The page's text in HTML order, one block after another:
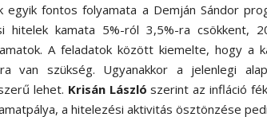
egyik fontos folyamata a Demján Sándor
hitelek kamata 5%-ról 3,5%-ra csökkent,
A feladatok között kiemelte, hogy a
van szükség.​ Ugyanakkor a jelenlegi
lehet.​ Krisán László szerint az infláció
a hitelezési aktivitás ösztönzése